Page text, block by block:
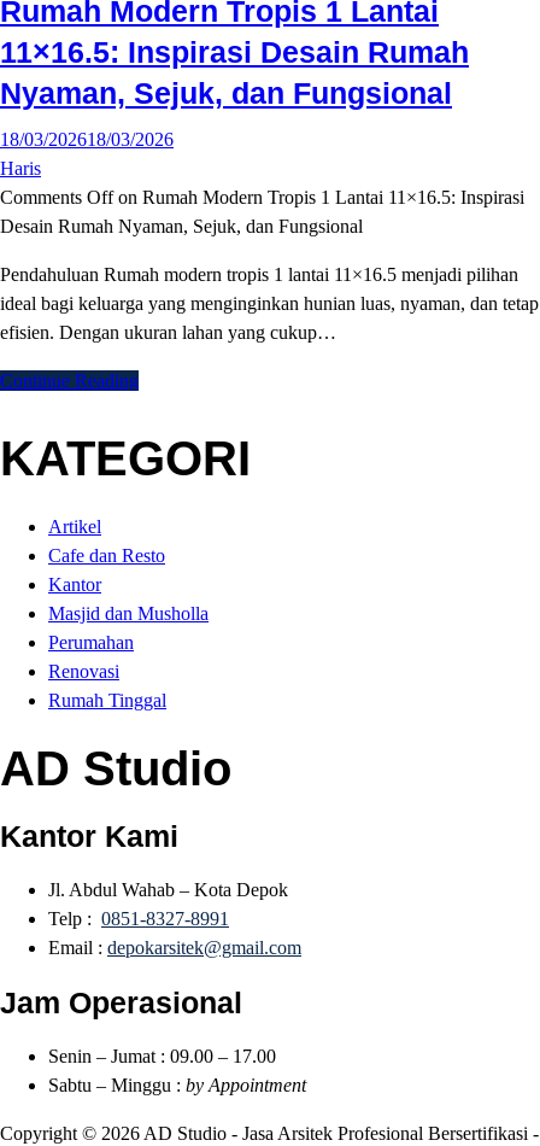
Rumah Modern Tropis 1 Lantai
11×16.5: Inspirasi Desain Rumah
Nyaman, Sejuk, dan Fungsional
18/03/202618/03/2026
Haris
Comments Offon Rumah Modern Tropis 1 Lantai 11×16.5: Inspirasi
Desain Rumah Nyaman, Sejuk, dan Fungsional
Pendahuluan Rumah modern tropis 1 lantai 11×16.5 menjadi pilihan
ideal bagi keluarga yang menginginkan hunian luas, nyaman, dan tetap
efisien. Dengan ukuran lahan yang cukup…
Continue Reading
KATEGORI
Artikel
Cafe dan Resto
Kantor
Masjid dan Musholla
Perumahan
Renovasi
Rumah Tinggal
AD Studio
Kantor Kami
Jl. Abdul Wahab – Kota Depok
Telp : 0851-8327-8991
Email : depokarsitek@gmail.com
Jam Operasional
Senin – Jumat : 09.00 – 17.00
Sabtu – Minggu : by Appointment
Copyright © 2026 AD Studio - Jasa Arsitek Profesional Bersertifikasi -